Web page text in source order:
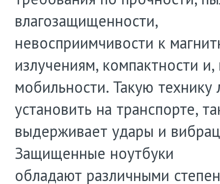
влагозащищенности,
невосприимчивости к
излучениям, компактности и,
мобильности. Такую технику
установить на транспорте,
выдерживает удары и
Защищенные ноутбуки
обладают различными